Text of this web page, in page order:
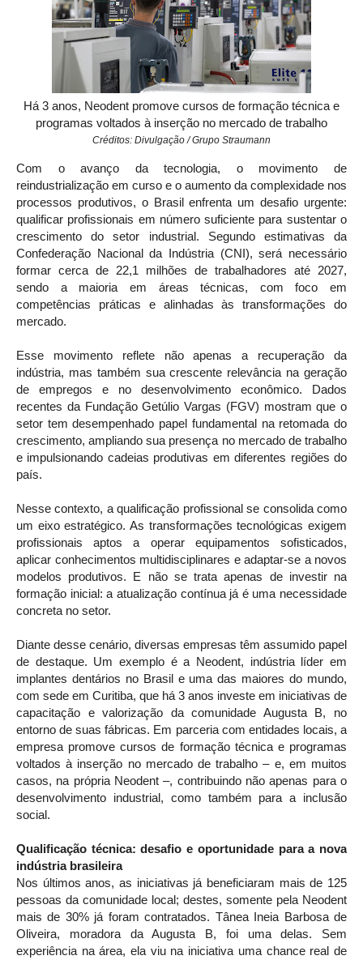
Há 3 anos, Neodent promove cursos de formação técnica e
programas voltados à inserção no mercado de trabalho
Créditos: Divulgação / Grupo Straumann
Com o avanço da tecnologia, o movimento de
reindustrialização em curso e o aumento da complexidade nos
processos produtivos, o Brasil enfrenta um desafio urgente:
qualificar profissionais em número suficiente para sustentar o
crescimento do setor industrial. Segundo estimativas da
Confederação Nacional da Indústria (CNI), será necessário
formar cerca de 22,1 milhões de trabalhadores até 2027,
sendo a maioria em áreas técnicas, com foco em
competências práticas e alinhadas às transformações do
mercado.
Esse movimento reflete não apenas a recuperação da
indústria, mas também sua crescente relevância na geração
de empregos e no desenvolvimento econômico. Dados
recentes da Fundação Getúlio Vargas (FGV) mostram que o
setor tem desempenhado papel fundamental na retomada do
crescimento, ampliando sua presença no mercado de trabalho
e impulsionando cadeias produtivas em diferentes regiões do
país.
Nesse contexto, a qualificação profissional se consolida como
um eixo estratégico. As transformações tecnológicas exigem
profissionais aptos a operar equipamentos sofisticados,
aplicar conhecimentos multidisciplinares e adaptar-se a novos
modelos produtivos. E não se trata apenas de investir na
formação inicial: a atualização contínua já é uma necessidade
concreta no setor.
Diante desse cenário, diversas empresas têm assumido papel
de destaque. Um exemplo é a Neodent, indústria líder em
implantes dentários no Brasil e uma das maiores do mundo,
com sede em Curitiba, que há 3 anos investe em iniciativas de
capacitação e valorização da comunidade Augusta B, no
entorno de suas fábricas. Em parceria com entidades locais, a
empresa promove cursos de formação técnica e programas
voltados à inserção no mercado de trabalho – e, em muitos
casos, na própria Neodent –, contribuindo não apenas para o
desenvolvimento industrial, como também para a inclusão
social.
Qualificação técnica: desafio e oportunidade para a nova
indústria brasileira
Nos últimos anos, as iniciativas já beneficiaram mais de 125
pessoas da comunidade local; destes, somente pela Neodent
mais de 30% já foram contratados. Tânea Ineia Barbosa de
Oliveira, moradora da Augusta B, foi uma delas. Sem
experiência na área, ela viu na iniciativa uma chance real de